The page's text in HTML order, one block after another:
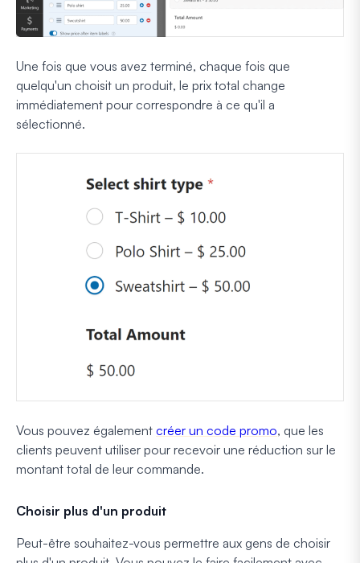
Une fois que vous avez terminé, chaque fois que
quelqu'un choisit un produit, le prix total change
immédiatement pour correspondre à ce qu'il a
sélectionné.
Vous pouvez également créer un code promo, que les
clients peuvent utiliser pour recevoir une réduction sur le
montant total de leur commande.
Choisir plus d'un produit
Peut-être souhaitez-vous permettre aux gens de choisir